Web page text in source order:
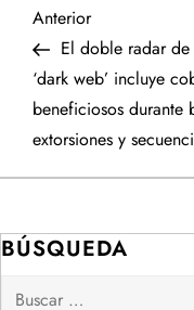
N
a
v
e
g
a
Entrada
anterior
Anterior
El doble radar de
‘dark web’ incluye
beneficiosos durante
extorsiones y
BÚSQUEDA
Buscar: